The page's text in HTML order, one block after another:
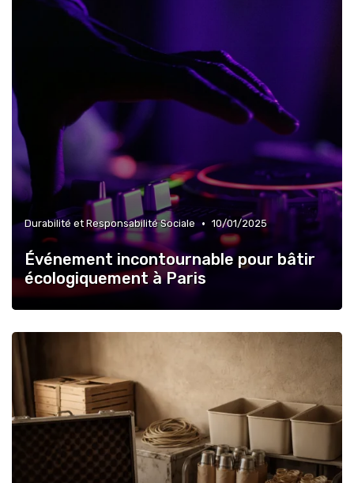
Durabilité et Responsabilité Sociale • 10/01/2025
Événement incontournable pour bâtir
écologiquement à Paris